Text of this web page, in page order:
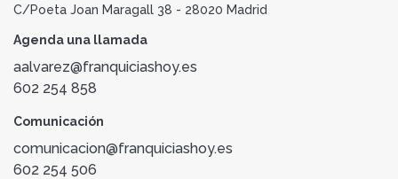
C/Poeta Joan Maragall 38 - 28020 Madrid
Agenda una llamada
aalvarez@franquiciashoy.es
602 254 858
Comunicación
comunicacion@franquiciashoy.es
602 254 506